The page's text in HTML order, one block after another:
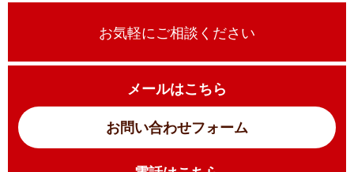
お気軽にご相談ください
メールはこちら
お問い合わせフォーム